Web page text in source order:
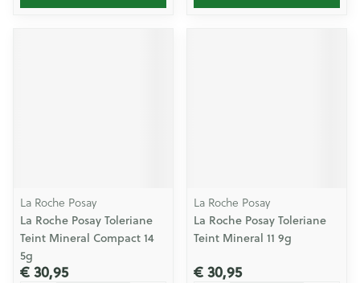
La Roche Posay
La Roche Posay Toleriane
Teint Mineral Compact 14
5g
€ 30,95
La Roche Posay
La Roche Posay Toleriane
Teint Mineral 11 9g
€ 30,95